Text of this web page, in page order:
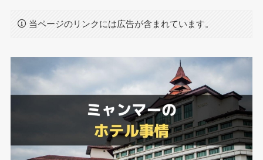
当ページのリンクには広告が含まれています。